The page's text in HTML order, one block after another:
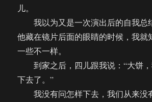
儿。
我以为又是一次演出后的自我总
他藏在镜片后面的眼睛的时候，我就
一些不一样。
到家之后，四儿跟我说：“大饼，
下去了。”
我没有问怎样下去，我们从来没